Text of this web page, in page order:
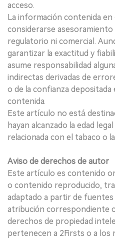
acceso.
La información contenida
considerarse asesoramiento
regulatorio ni comercial.
garantizar la exactitud y
asume responsabilidad
indirectas derivadas de
o de la confianza depositada
contenida.
Este artículo no está
hayan alcanzado la edad
relacionada con el tabaco o
Aviso de derechos de autor
Este artículo es contenido
o contenido reproducido,
adaptado a partir de
atribución correspondiente
derechos de propiedad
pertenecen a 2Firsts o a los